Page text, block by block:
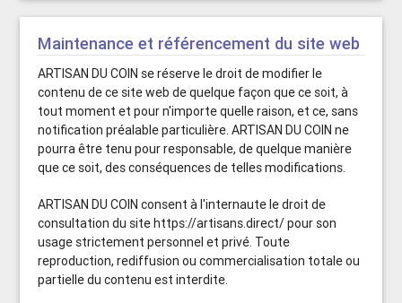
Maintenance et référencement du site web
ARTISAN DU COIN se réserve le droit de modifier le
contenu de ce site web de quelque façon que ce soit, à
tout moment et pour n'importe quelle raison, et ce, sans
notification préalable particulière. ARTISAN DU COIN ne
pourra être tenu pour responsable, de quelque manière
que ce soit, des conséquences de telles modifications.
ARTISAN DU COIN consent à l'internaute le droit de
consultation du site https://artisans.direct/ pour son
usage strictement personnel et privé. Toute
reproduction, rediffusion ou commercialisation totale ou
partielle du contenu est interdite.